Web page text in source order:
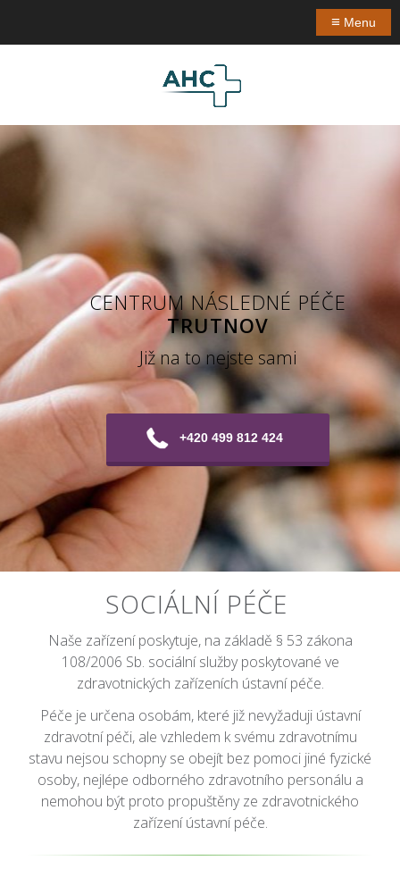
≡ Menu
SOCIÁLNÍ PÉČE
Naše zařízení poskytuje, na základě § 53 zákona
108/2006 Sb. sociální služby poskytované ve
zdravotnických zařízeních ústavní péče.
Péče je určena osobám, které již nevyžaduji ústavní
zdravotní péči, ale vzhledem k svému zdravotnímu
stavu nejsou schopny se obejít bez pomoci jiné fyzické
osoby, nejlépe odborného zdravotního personálu a
nemohou být proto propuštěny ze zdravotnického
zařízení ústavní péče.
CENTRUM NÁSLEDNÉ PÉČE
TRUTNOV
Již na to nejste sami
+420 499 812 424